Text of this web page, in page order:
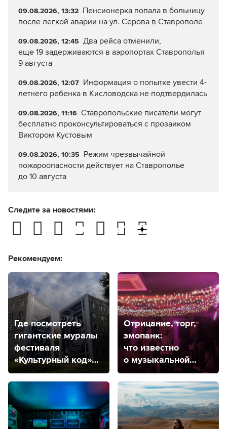
09.08.2026, 13:32 Пенсионерка попала в больницу
после легкой аварии на ул. Серова в Ставрополе
09.08.2026, 12:45 Два рейса отменили,
еще 19 задерживаются в аэропортах Ставрополья
9 августа
09.08.2026, 12:07 Информация о попытке увести 4-
летнего ребенка в Кисловодска не подтвердилась
09.08.2026, 11:16 Ставропольские писатели могут
бесплатно проконсультироваться с прозаиком
Виктором Кустовым
09.08.2026, 10:35 Режим чрезвычайной
пожароопасности действует на Ставрополье
до 10 августа
Следите за новостями:
Рекомендуем:
Где посмотреть
гигантские муралы
фестиваля
«Культурный код»
в Солнечнодольске
Отрицание, торг,
эмопанк:
что известно
о музыкальной
группе «Контроль»
из Ставрополя